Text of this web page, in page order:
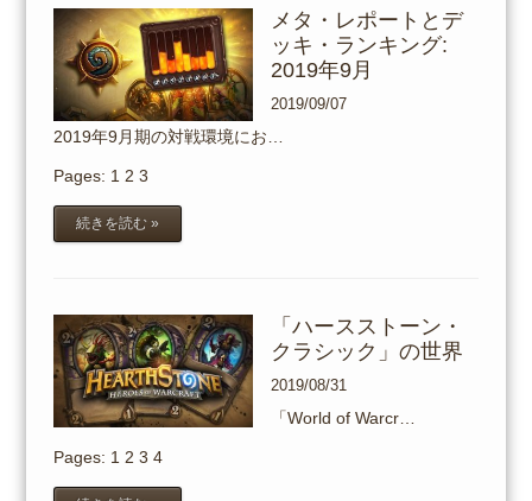
メタ・レポートとデ
ッキ・ランキング:
2019年9月
2019/09/07
2019年9月期の対戦環境にお…
Pages: 1 2 3
続きを読む »
「ハースストーン・
クラシック」の世界
2019/08/31
「World of Warcr…
Pages: 1 2 3 4